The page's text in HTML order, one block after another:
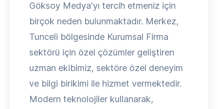
Göksoy Medya'yı tercih etmeniz için
birçok neden bulunmaktadır. Merkez,
Tunceli bölgesinde Kurumsal Firma
sektörü için özel çözümler geliştiren
uzman ekibimiz, sektöre özel deneyim
ve bilgi birikimi ile hizmet vermektedir.
Modern teknolojiler kullanarak,